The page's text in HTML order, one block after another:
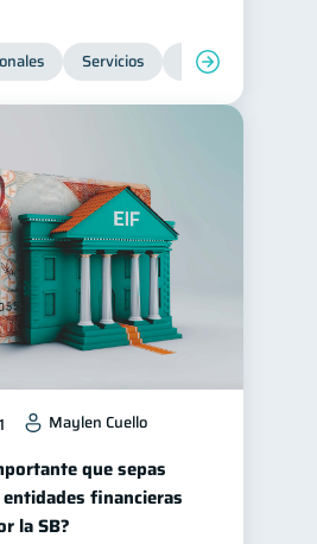
Servicios Inclusión financiera
Maylen Cuello
que sepas
financieras
la SB?